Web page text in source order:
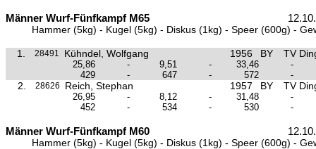
Männer Wurf-Fünfkampf M65
Hammer (5kg) - Kugel (5kg) - Diskus (1kg) - Speer (600g) -
1. 28491 Kühndel, Wolfgang 1956 BY TV
25,86 - 9,51 - 33,46
-
429
- 647 - 572 -
2. 28626 Reich, Stephan 1957 BY TV
26,95 - 8,12 - 31,48
-
452
- 534 - 530 -
Männer Wurf-Fünfkampf M60
Hammer (5kg) - Kugel (5kg) - Diskus (1kg) - Speer (600g) -